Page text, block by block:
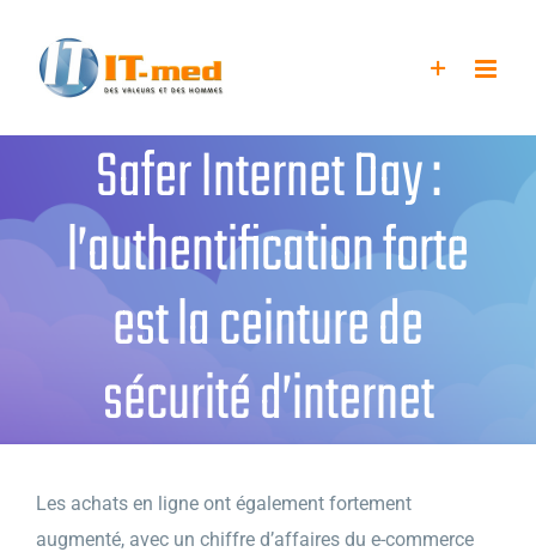
contenu
Safer Internet Day :
l’authentification forte
est la ceinture de
sécurité d’internet
Les achats en ligne ont également fortement
augmenté, avec un chiffre d’affaires du e-commerce